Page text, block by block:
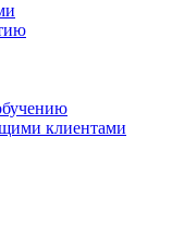
клиентами